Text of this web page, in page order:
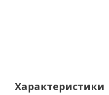
Характеристики